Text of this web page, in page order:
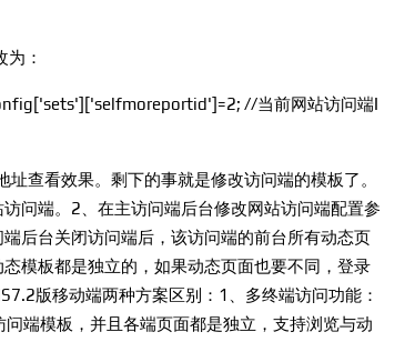
：
//当前网站访问端I
查看效果。剩下的事就是修改访问端的模板了。
问端。2、在主访问端后台修改网站访问端配置参
后台关闭访问端后，该访问端的前台所有动态页
模板都是独立的，如果动态页面也要不同，登录
版移动端两种方案区别：1、多终端访问功能：
端模板，并且各端页面都是独立，支持浏览与动